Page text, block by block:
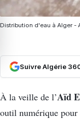
Distribution d'eau à Alger -
Suivre Algérie
À la veille de l’Aïd
outil numérique pour